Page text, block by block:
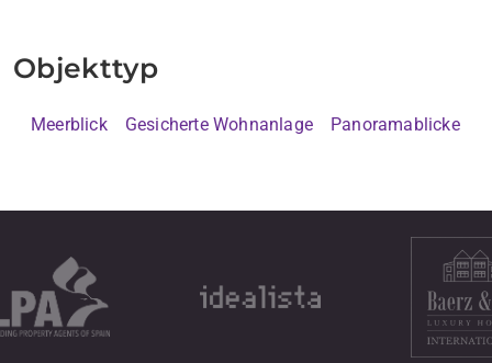
Objekttyp
Meerblick Gesicherte Wohnanlage Panoramablicke